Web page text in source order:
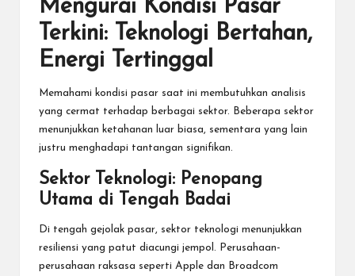
Mengurai Kondisi Pasar
Terkini: Teknologi Bertahan,
Energi Tertinggal
Memahami kondisi pasar saat ini membutuhkan analisis
yang cermat terhadap berbagai sektor. Beberapa sektor
menunjukkan ketahanan luar biasa, sementara yang lain
justru menghadapi tantangan signifikan.
Sektor Teknologi: Penopang
Utama di Tengah Badai
Di tengah gejolak pasar, sektor teknologi menunjukkan
resiliensi yang patut diacungi jempol. Perusahaan-
perusahaan raksasa seperti Apple dan Broadcom